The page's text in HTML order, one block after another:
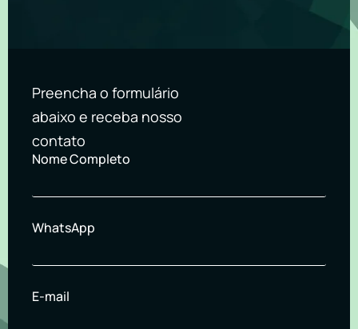
Preencha o formulário
abaixo e receba nosso
contato
Nome Completo
WhatsApp
E-mail